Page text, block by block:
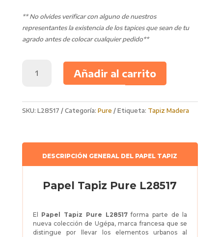
** No olvides verificar con alguno de nuestros
representantes la existencia de los tapices que sean de tu
agrado antes de colocar cualquier pedido**
Tapiz
cantidad
Añadir al carrito
SKU: L28517 Categoría: Pure Etiqueta: Tapiz Madera
DESCRIPCIÓN GENERAL DEL PAPEL TAPIZ
Papel Tapiz Pure L28517
El Papel Tapiz Pure L28517forma parte de la
nueva colección de Ugépa, marca francesa que se
distingue por llevar los elementos urbanos al